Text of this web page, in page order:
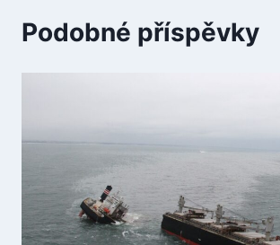
Podobné příspěvky